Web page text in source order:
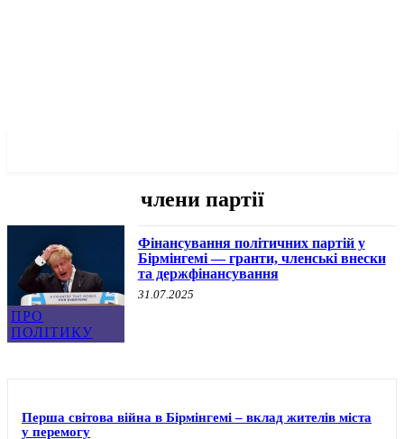
члени партії
ПРО
ПОЛІТИКУ
Фінансування політичних партій у
Бірмінгемі — гранти, членські внески
та держфінансування
31.07.2025
Перша світова війна в Бірмінгемі – вклад жителів міста
у перемогу